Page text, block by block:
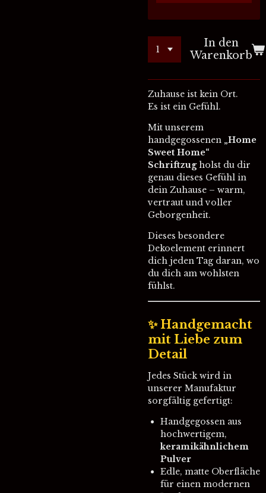
In den
Warenkorb
Zuhause ist kein Ort.
Es ist ein Gefühl.
Mit unserem
handgegossenen „Home
Sweet Home“
Schriftzugholst du dir
genau dieses Gefühl in
dein Zuhause – warm,
vertraut und voller
Geborgenheit.
Dieses besondere
Dekoelement erinnert
dich jeden Tag daran, wo
du dich am wohlsten
fühlst.
✨ Handgemacht
mit Liebe zum
Detail
Jedes Stück wird in
unserer Manufaktur
sorgfältig gefertigt:
Handgegossen aus
hochwertigem,
keramikähnlichem
Pulver
Edle, matte Oberfläche
für einen modernen